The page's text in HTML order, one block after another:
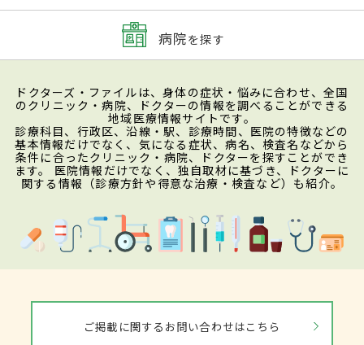
病院を探す
ドクターズ・ファイルは、身体の症状・悩みに合わせ、全国
のクリニック・病院、ドクターの情報を調べることができる
地域医療情報サイトです。
診療科目、行政区、沿線・駅、診療時間、医院の特徴などの
基本情報だけでなく、気になる症状、病名、検査名などから
条件に合ったクリニック・病院、ドクターを探すことができ
ます。 医院情報だけでなく、独自取材に基づき、ドクターに
関する情報（診療方針や得意な治療・検査など）も紹介。
ご掲載に関するお問い合わせはこちら